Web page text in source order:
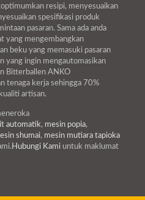
resipi, menyesuaikan
spesifikasi produk
pasaran. Sama ada anda
yang mengembangkan
beku yang memasuki pasaran
yang ingin mengautomasikan
Bitterballen ANKO
tenaga kerja sehingga 70%
artisan.
automatik, mesin popia,
shumai, mesin mutiara tapioka
Hubungi Kami untuk maklumat